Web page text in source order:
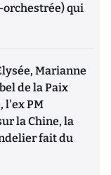
qui
Marianne
de la Paix
l'ex PM
la Chine, la
fait du